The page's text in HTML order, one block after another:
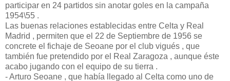
participar en 24 partidos sin anotar goles en la campaña
1954\55 .
Las buenas relaciones establecidas entre Celta y Real
Madrid , permiten que el 22 de Septiembre de 1956 se
concrete el fichaje de Seoane por el club vigués , que
también fue pretendido por el Real Zaragoza , aunque éste
acabo jugando con el equipo de su tierra .
- Arturo Seoane , que había llegado al Celta como uno de